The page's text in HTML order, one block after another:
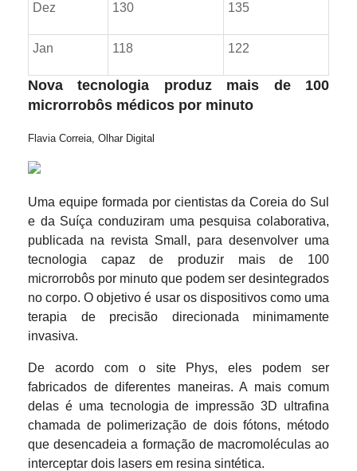
Dez 130 135
Jan 118 122
Nova tecnologia produz mais de 100
microrrobôs médicos por minuto
Flavia Correia, Olhar Digital
Uma equipe formada por cientistas da Coreia do Sul
e da Suíça conduziram uma pesquisa colaborativa,
publicada na revista Small, para desenvolver uma
tecnologia capaz de produzir mais de 100
microrrobôs por minuto que podem ser desintegrados
no corpo. O objetivo é usar os dispositivos como uma
terapia de precisão direcionada minimamente
invasiva.
De acordo com o site Phys, eles podem ser
fabricados de diferentes maneiras. A mais comum
delas é uma tecnologia de impressão 3D ultrafina
chamada de polimerização de dois fótons, método
que desencadeia a formação de macromoléculas ao
interceptar dois lasers em resina sintética.